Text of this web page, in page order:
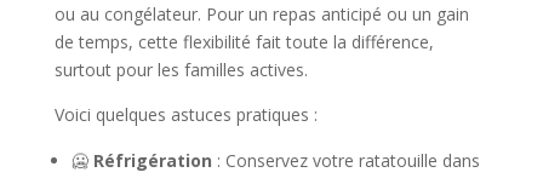
ou au congélateur. Pour un repas anticipé ou un gain
de temps, cette flexibilité fait toute la différence,
surtout pour les familles actives.
Voici quelques astuces pratiques :
🥶 Réfrigération : Conservez votre ratatouille dans